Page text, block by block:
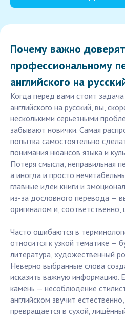
Почему важно
профессиональному
английского на
Когда перед вами стоит задача
английского на русский, вы,
несколькими серьезными
забывают новички. Самая
попытка самостоятельно
понимания нюансов языка и
Потеря смысла, неправильная
а иногда и просто
главные идеи книги и
из-за дословного перевода —
оригиналом и, соответственно,
Часто ошибаются в
относится к узкой тематике —
литература, художественный
Неверно выбранные слова
исказить важную информацию.
камень — несоблюдение
английском звучит
превращается в сухой,